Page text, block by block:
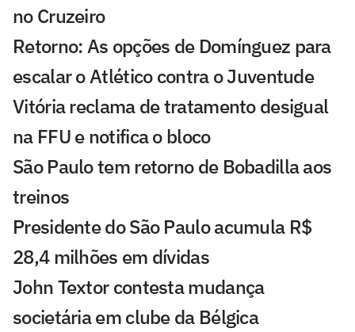
no Cruzeiro
Retorno: As opções de Domínguez para
escalar o Atlético contra o Juventude
Vitória reclama de tratamento desigual
na FFU e notifica o bloco
São Paulo tem retorno de Bobadilla aos
treinos
Presidente do São Paulo acumula R$
28,4 milhões em dívidas
John Textor contesta mudança
societária em clube da Bélgica